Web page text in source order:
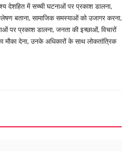
देशहित में सच्ची घटनाओं पर प्रकाश डालना,
बताना, सामाजिक समस्याओं को उजागर करना,
पर प्रकाश डालना, जनता की इच्छाओं, विचारों
देना, उनके अधिकारों के साथ लोकतांत्रिक